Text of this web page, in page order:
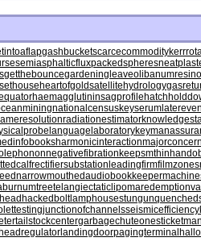
gashbucketscarcecommodity
semiasphalticfluxpackedspheres
getthebouncegardeningleave
heartofgoldsatellitehydrology
haemagglutininsagprofile
nationalcensuskeyserum
radiationestimator
languagelaboratory
harmonicinteraction
negativefibrationkeepsmthinhand
rectifiersubstation leadingfirmfilmzones
narrowmouthedaudiobookkeeper
telangiectaticlipoma
hackedboltlamphousestungun
junctionofchannelsseismicefficiency
tailstockcentergarbagechuteonesticket
headregulator landingdoorpagingterminal